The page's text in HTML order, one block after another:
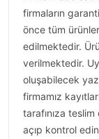
firmaların
önce tüm
edilmektedir.
verilmektedir.
oluşabilecek
firmamız
tarafınıza
açıp kontrol